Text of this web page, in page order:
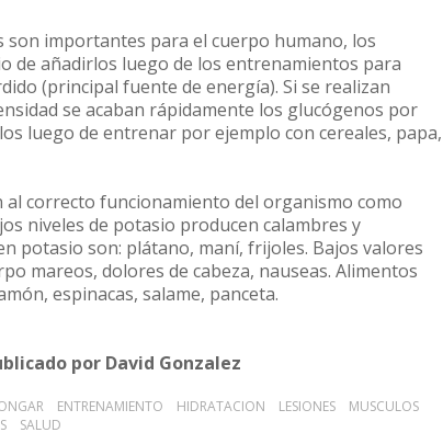
son importantes para el cuerpo humano, los
de añadirlos luego de los entrenamientos para
(principal fuente de energía). Si se realizan
se acaban rápidamente los glucógenos por
luego de entrenar por ejemplo con cereales, papa,
al correcto funcionamiento del organismo como
niveles de potasio producen calambres y
potasio son: plátano, maní, frijoles. Bajos valores
mareos, dolores de cabeza, nauseas. Alimentos
espinacas, salame, panceta.
por David Gonzalez
ENTRENAMIENTO HIDRATACION LESIONES
MUSCULOS
SALUD